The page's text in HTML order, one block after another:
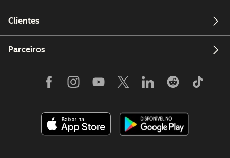
Clientes
Parceiros